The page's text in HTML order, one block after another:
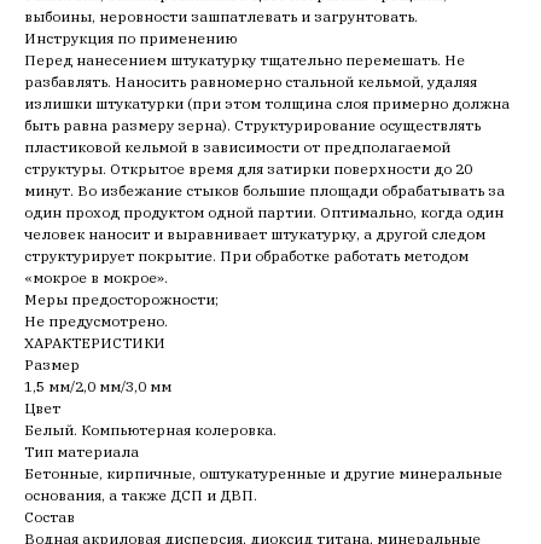
выбоины, неровности зашпатлевать и загрунтовать.
Инструкция по применению
Перед нанесением штукатурку тщательно перемешать. Не
разбавлять. Наносить равномерно стальной кельмой, удаляя
излишки штукатурки (при этом толщина слоя примерно должна
быть равна размеру зерна). Структурирование осуществлять
пластиковой кельмой в зависимости от предполагаемой
структуры. Открытое время для затирки поверхности до 20
минут. Во избежание стыков большие площади обрабатывать за
один проход продуктом одной партии. Оптимально, когда один
человек наносит и выравнивает штукатурку, а другой следом
структурирует покрытие. При обработке работать методом
«мокрое в мокрое».
Меры предосторожности;
Не предусмотрено.
ХАРАКТЕРИСТИКИ
Размер
1,5 мм/2,0 мм/3,0 мм
Цвет
Белый. Компьютерная колеровка.
Тип материала
Бетонные, кирпичные, оштукатуренные и другие минеральные
основания, а также ДСП и ДВП.
Состав
Водная акриловая дисперсия, диоксид титана, минеральные